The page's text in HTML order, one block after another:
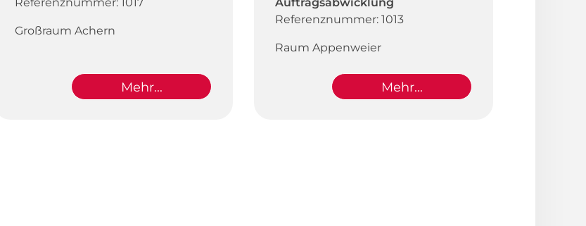
Großraum Achern
Mehr...
Referenznummer: 1013
Raum Appenweier
Mehr...